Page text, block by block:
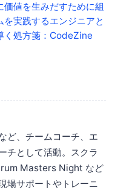
価値を生みだすために組
実践するエンジニアと
く処方箋：CodeZine
ど、チームコーチ、エ
チとして活動。スクラ
Masters Night など
場サポートやトレーニ